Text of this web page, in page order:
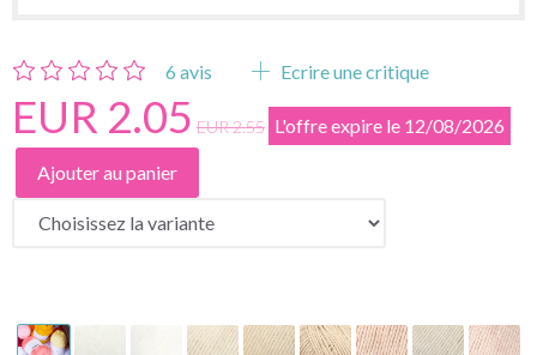
6 avis Ecrire une critique
EUR 2.05 EUR 2.55 L'offre expire le 12/08/2026
Ajouter au panier